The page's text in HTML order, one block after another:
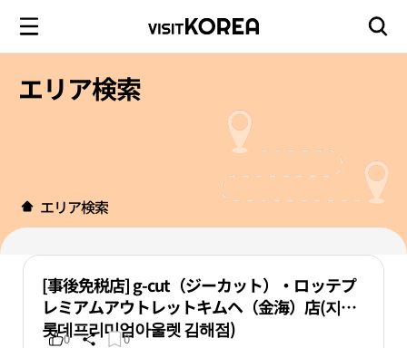
エリア検索
エリア検索
[事後免税店] g-cut（ジーカット）・ロッテプ
レミアムアウトレットキムヘ（金海）店(지컷
롯데프리미엄아울렛 김해점)
0 0